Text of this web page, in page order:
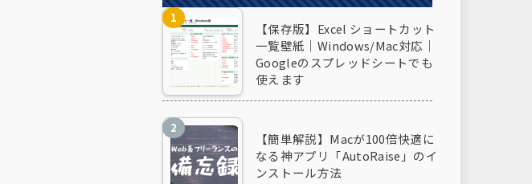
【保存版】Excel ショートカット
一覧壁紙｜Windows/Mac対応｜
Googleのスプレッドシートでも
使えます
【簡単解説】Macが100倍快適に
なる神アプリ「AutoRaise」のイ
ンストール方法